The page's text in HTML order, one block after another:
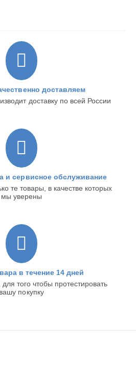
доставляем
доставку по всей России
и сервисное обслуживание
те товары, в качестве которых
мы уверены
в течение 14 дней
того чтобы протестировать
вашу покупку